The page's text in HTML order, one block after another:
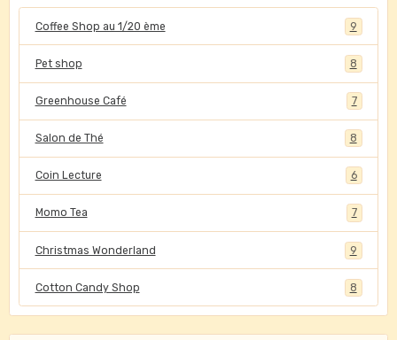
Coffee Shop au 1/20 ème 9
Pet shop 8
Greenhouse Café 7
Salon de Thé 8
Coin Lecture 6
Momo Tea 7
Christmas Wonderland 9
Cotton Candy Shop 8